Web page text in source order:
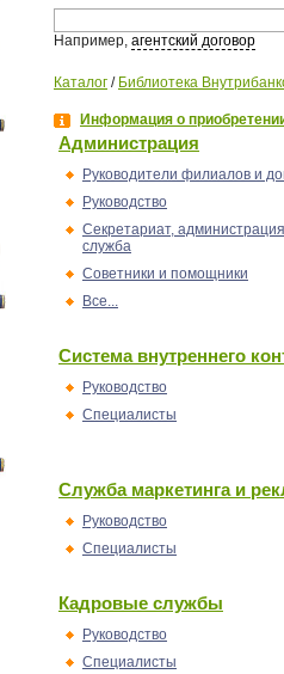
Например, агентский договор
Каталог / Библиотека
Информация о
Администрация
Руководители филиалов и
Руководство
Секретариат,
служба
Советники и помощники
Все...
Система внутреннего
Руководство
Специалисты
Служба маркетинга и
Руководство
Специалисты
Кадровые службы
Руководство
Специалисты